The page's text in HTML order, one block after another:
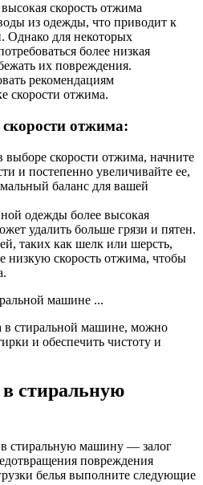
скорость отжима
из одежды, что приводит к
Однако для некоторых
более низкая
их повреждения.
рекомендациям
скорости отжима.
отжима:
скорости отжима, начните
и постепенно увеличивайте ее,
баланс для вашей
одежды более высокая
удалить больше грязи и пятен.
таких как шелк или шерсть,
низкую скорость отжима, чтобы
в стиральной машине, можно
и обеспечить чистоту и
стиральную
в стиральную машину — залог
повреждения
белья выполните следующие